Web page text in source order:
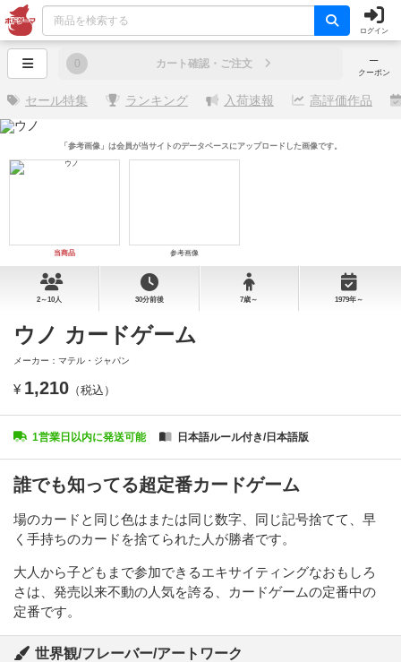
ログイン
─
クーポン
0 カート確認・ご注文
セール特集 ランキング 入荷速報 高評価作品
当商品 参考画像
「参考画像」は会員が当サイトのデータベースにアップロードした画像です。
2～10人 30分前後 7歳～ 1979年～
ウノ カードゲーム
メーカー：マテル・ジャパン
¥ 1,210 （税込）
1営業日以内に発送可能 日本語ルール付き/日本語版
誰でも知ってる超定番カードゲーム
場のカードと同じ色はまたは同じ数字、同じ記号捨てて、早
く手持ちのカードを捨てられた人が勝者です。
大人から子どもまで参加できるエキサイティングなおもしろ
さは、発売以来不動の人気を誇る、カードゲームの定番中の
定番です。
世界観/フレーバー/アートワーク